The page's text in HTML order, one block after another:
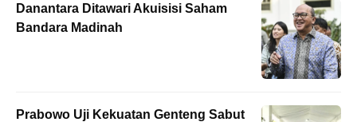
Danantara Ditawari Akuisisi Saham
Bandara Madinah
Prabowo Uji Kekuatan Genteng Sabut